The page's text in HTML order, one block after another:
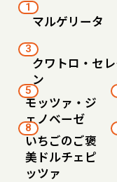
1
マルゲリータ
3
クワトロ・セ
ン
5
モッツァ・ジ
ェノベーゼ
8
いちごのご褒
美ドルチェピ
ッツァ